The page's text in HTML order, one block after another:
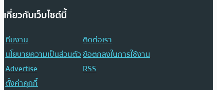
เกี่ยวกับเว็บไซต์นี้
ทีมงาน
ติดต่อเรา
นโยบายความเป็นส่วนตัวข้อตกลงในการใช้งาน
Advertise
RSS
ตั้งค่าคุกกี้